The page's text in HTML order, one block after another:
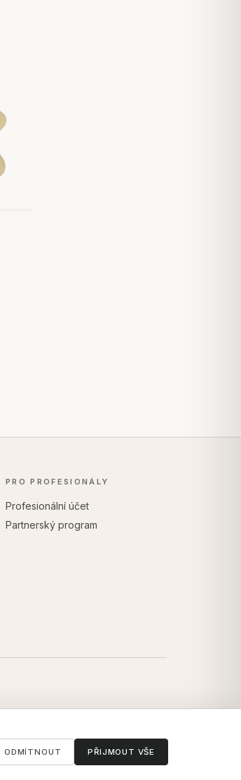
PRO PROFESIONÁLY
Profesionální účet
Partnerský program
ॐPotřebujete pomoc?
ODMÍTNOUT PŘIJMOUT VŠE